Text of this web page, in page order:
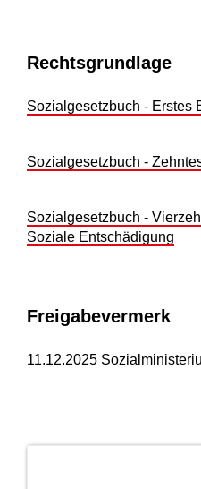
Rechtsgrundlage
Sozialgesetzbuch - Erstes
Sozialgesetzbuch -
Sozialgesetzbuch -
Soziale Entschädigung
Freigabevermerk
11.12.2025